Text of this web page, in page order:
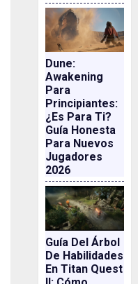
Dune:
Awakening
Para
Principiantes:
¿es Para Ti?
Guía Honesta
Para Nuevos
Jugadores
2026
Guía Del Árbol
De Habilidades
En Titan Quest